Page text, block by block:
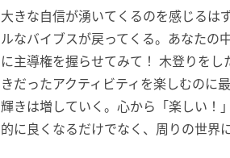
大きな自信が湧いてくるのを感じるは
ルなバイブスが戻ってくる。あなたの
に主導権を握らせてみて！ 木登りを
きだったアクティビティを楽しむのに
輝きは増していく。心から「楽しい！
的に良くなるだけでなく、周りの世界